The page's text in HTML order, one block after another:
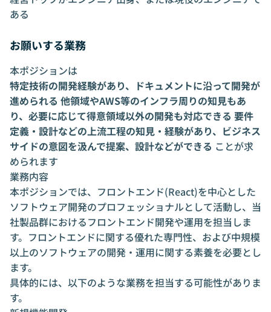
ある
お願いする業務
本ポジションは
特定技術の開発経験があり、ドキュメントに沿って開発が
進められる 他領域やAWS等のインフラ周りの知見もあ
り、必要に応じて得意領域以外の開発も対応できる 要件
定義・設計などの上流工程の知見・経験があり、ビジネス
サイドの意図を汲んで提案、設計などができる ことが求
められます
業務内容
本ポジションでは、フロントエンド(React)を中心とした
ソフトウェア開発のプロフェッショナルとして活動し、当
社製品群におけるフロントエンド開発や運用を担当しま
す。フロントエンドに関する優れた専門性、および中規模
以上のソフトウェアの開発・運用に関する素養を必要とし
ます。
具体的には、以下のような業務を担当する可能性がありま
す。